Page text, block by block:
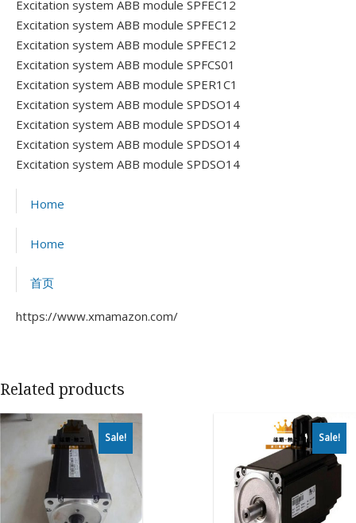
Excitation system ABB module SPFEC12
Excitation system ABB module SPFEC12
Excitation system ABB module SPFEC12
Excitation system ABB module SPFCS01
Excitation system ABB module SPER1C1
Excitation system ABB module SPDSO14
Excitation system ABB module SPDSO14
Excitation system ABB module SPDSO14
Excitation system ABB module SPDSO14
Home
Home
首页
https://www.xmamazon.com/
Related products
Sale! Sale!